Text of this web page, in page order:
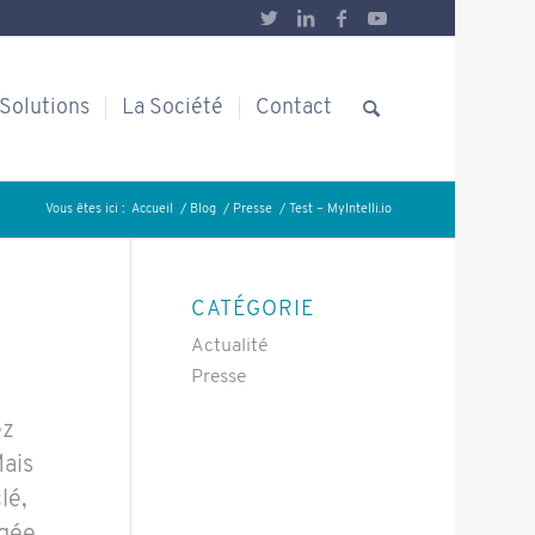
La Société Contact
Vous êtes ici : Accueil / Blog / Presse / Test – MyIntelli.io
CATÉGORIE
Actualité
Presse